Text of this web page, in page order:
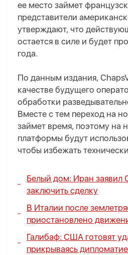
ее место займет
представители
утверждают, что
остается в силе и будет
года.
По данным издания,
качестве будущего
обработки
Вместе с тем переход на
займет время, поэтому на
платформы будут
чтобы избежать
Белый дом: Иран
заключить сделку
В Италии после
приостановлено
Галибаф: США готовят
прикрываясь